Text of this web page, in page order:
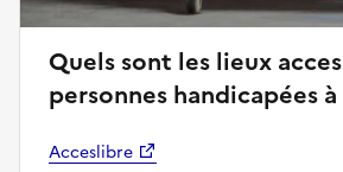
Quels sont les lieux
personnes handicapées à
Acceslibre